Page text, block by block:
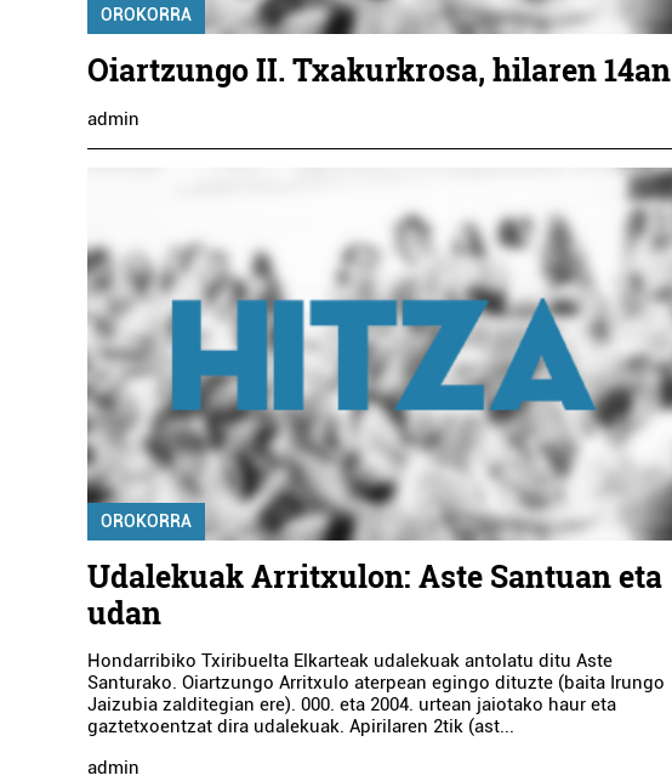
OROKORRA
Oiartzungo II. Txakurkrosa, hilaren 14an
admin
OROKORRA
Udalekuak Arritxulon: Aste Santuan eta
udan
Hondarribiko Txiribuelta Elkarteak udalekuak antolatu ditu Aste
Santurako. Oiartzungo Arritxulo aterpean egingo dituzte (baita Irungo
Jaizubia zalditegian ere). 000. eta 2004. urtean jaiotako haur eta
gaztetxoentzat dira udalekuak. Apirilaren 2tik (ast...
admin